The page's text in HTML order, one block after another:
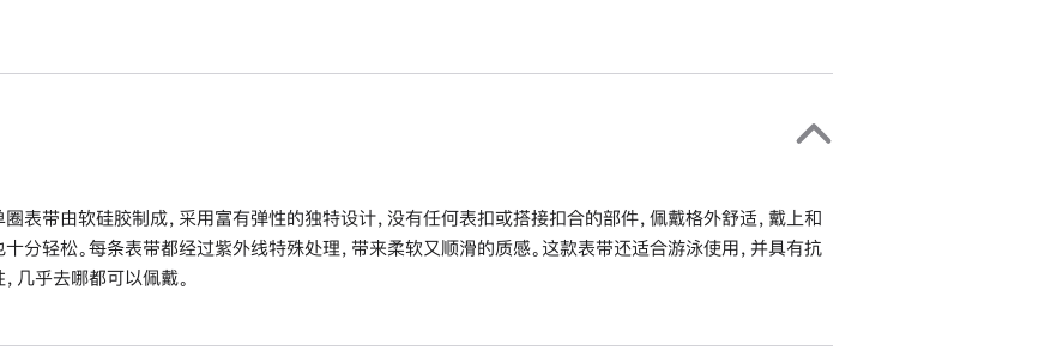
圈表带由软硅胶制成，采用富有弹性的独特设计，没有任何表扣或搭接扣合的部件，佩戴格外舒适，戴上和
十分轻松。每条表带都经过紫外线特殊处理，带来柔软又顺滑的质感。这款表带还适合游泳使用，并具有抗
几乎去哪都可以佩戴。